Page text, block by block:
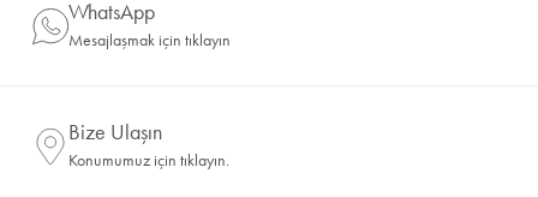
WhatsApp
Mesajlaşmak için tıklayın
Bize Ulaşın
Konumumuz için tıklayın.